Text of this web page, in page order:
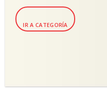
IR A CATEGORÍA